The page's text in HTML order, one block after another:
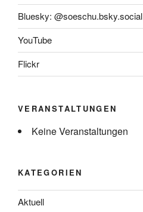
Bluesky: @soeschu.bsky.social
YouTube
Flickr
VERANSTALTUNGEN
Keine Veranstaltungen
KATEGORIEN
Aktuell